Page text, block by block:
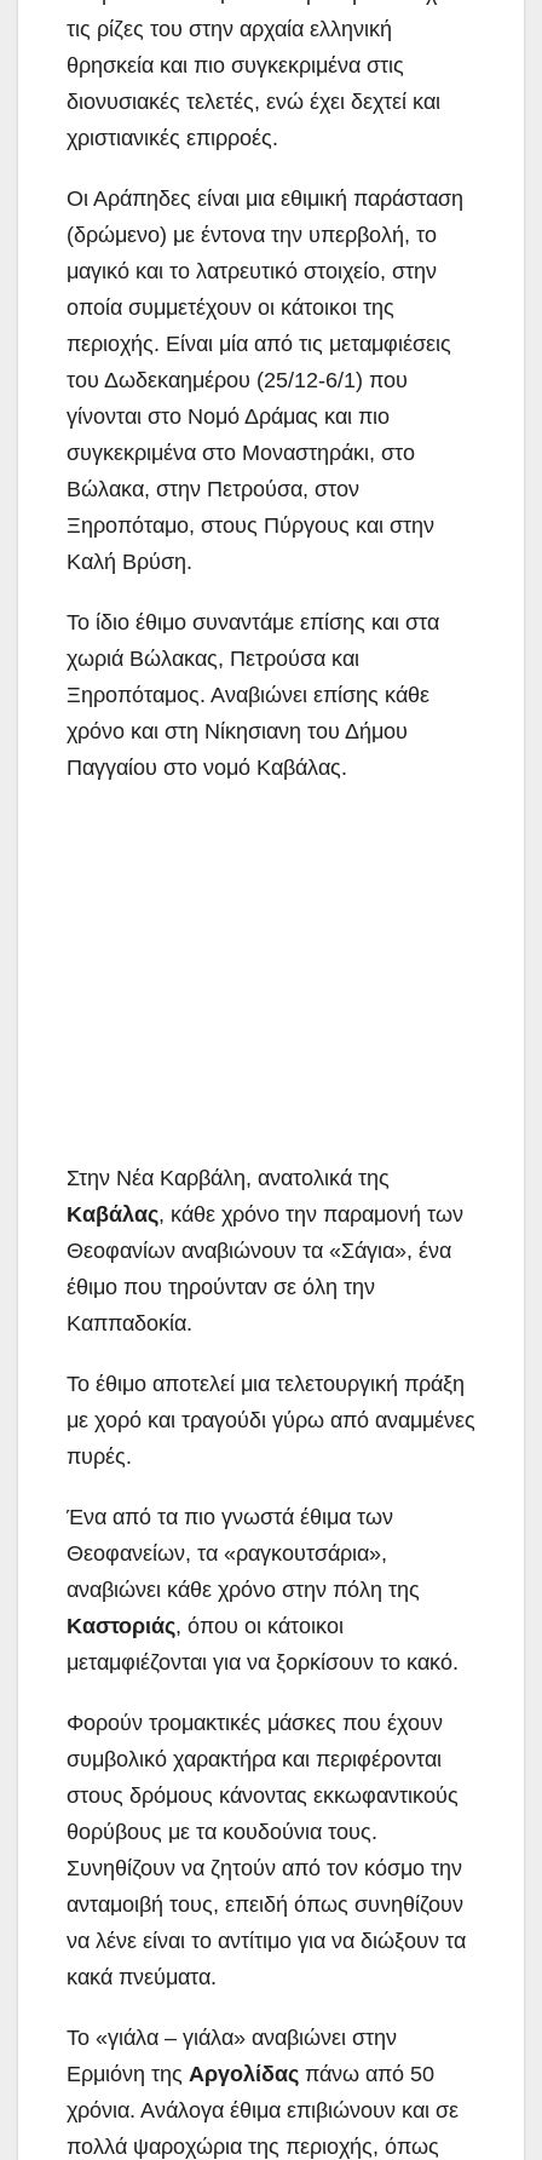
τις ρίζες του στην αρχαία ελληνική
θρησκεία και πιο συγκεκριμένα στις
διονυσιακές τελετές, ενώ έχει δεχτεί και
χριστιανικές επιρροές.
Οι Αράπηδες είναι μια εθιμική παράσταση
(δρώμενο) με έντονα την υπερβολή, το
μαγικό και το λατρευτικό στοιχείο, στην
οποία συμμετέχουν οι κάτοικοι της
περιοχής. Είναι μία από τις μεταμφιέσεις
του Δωδεκαημέρου (25/12-6/1) που
γίνονται στο Νομό Δράμας και πιο
συγκεκριμένα στο Μοναστηράκι, στο
Βώλακα, στην Πετρούσα, στον
Ξηροπόταμο, στους Πύργους και στην
Καλή Βρύση.
Το ίδιο έθιμο συναντάμε επίσης και στα
χωριά Βώλακας, Πετρούσα και
Ξηροπόταμος. Αναβιώνει επίσης κάθε
χρόνο και στη Νίκησιανη του Δήμου
Παγγαίου στο νομό Καβάλας.
Στην Νέα Καρβάλη, ανατολικά της
Καβάλας, κάθε χρόνο την παραμονή των
Θεοφανίων αναβιώνουν τα «Σάγια», ένα
έθιμο που τηρούνταν σε όλη την
Καππαδοκία.
Το έθιμο αποτελεί μια τελετουργική πράξη
με χορό και τραγούδι γύρω από αναμμένες
πυρές.
Ένα από τα πιο γνωστά έθιμα των
Θεοφανείων, τα «ραγκουτσάρια»,
αναβιώνει κάθε χρόνο στην πόλη της
Καστοριάς, όπου οι κάτοικοι
μεταμφιέζονται για να ξορκίσουν το κακό.
Φορούν τρομακτικές μάσκες που έχουν
συμβολικό χαρακτήρα και περιφέρονται
στους δρόμους κάνοντας εκκωφαντικούς
θορύβους με τα κουδούνια τους.
Συνηθίζουν να ζητούν από τον κόσμο την
ανταμοιβή τους, επειδή όπως συνηθίζουν
να λένε είναι το αντίτιμο για να διώξουν τα
κακά πνεύματα.
Το «γιάλα – γιάλα» αναβιώνει στην
Ερμιόνη της Αργολίδας πάνω από 50
χρόνια. Ανάλογα έθιμα επιβιώνουν και σε
πολλά ψαροχώρια της περιοχής, όπως